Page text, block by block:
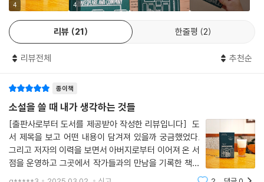
저는 인물을 최대한 발전시키고, 최대한 복잡하고 인간적으로 만들려고 노
력하는 것이 중요하다고 생각합니다. 왜냐하면 우리는 우리가 가진 트라우
마 이상의 존재이니까요. 과거 미디어나, 일부 책 속에서 우리는 계속해서
충분히 구체적이고 복잡한 인간으로 보기가 어렵게 되었다고 생각합니다.
을 이해하고, 우리도 다른 사람들처럼 기쁨을 누리고 다정하고 친절한 사
람이라는 사실을 이해하도록 글을 쓰는 것이 제 임무라고 느낍니다.
--- pp.219-220
스고르에게 쓰기란 「삶을 직면하는 일」이며, 자기 자신의 수치와 대면하는
공간에서 타인과의 관계를 재조정하는 일이다. 『위민 토킹』의 미리엄 테이
브스는 종교의 내적인 폭력성을 고발하며, 목소리를 가지지 못한 여성들에
게 목소리를 되돌려준다. 『키르케』를 쓴 매들린 밀러에게 소설이란 그동안
조명받지 못한 인물의 목소리를 발굴해 내 신화를 창조적으로 다시 쓰는
그렇다면 창작자들이 「인간」을 만들어 낼 때는 어떤 고민을 할까? 『언더그
라운드 레일로드』를 쓴 콜슨 화이트헤드는 「이전에는 그렇게 하지 않았던
인물이 행동을 하게 되는」 지점, 변화구를 줄 수 있는 지점은 무엇일까를
질문한다. 『묻히지 못한 자들의 노래』를 쓴 제스민 워드는 인물을 최대한
발전시키고, 최대한 복잡하고 인간적으로 만들려고 노력해야 하며, 어떤
4 4
리뷰 21 한줄평 2
리뷰전체 추천순
종이책
소설을 쓸 때 내가 생각하는 것들
[출판사로부터 도서를 제공받아 작성한 리뷰입니다] 도
서 제목을 보고 어떤 내용이 담겨져 있을까 궁금했었다.
그리고 저자의 이력을 보면서 아버지로부터 이어져 온 서
점을 운영하고 그곳에서 작가들과의 만남을 기록한 책이
라는 것을 알았다. 어니스트 헤밍웨이가 파리에 머물렀을